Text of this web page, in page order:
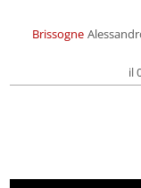
Brissogne
il